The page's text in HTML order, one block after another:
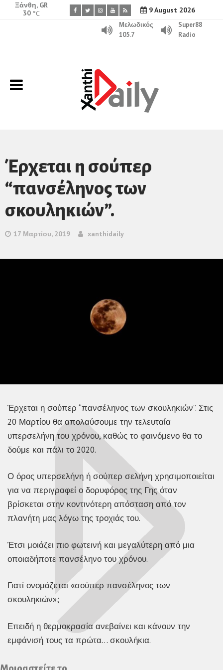
9 August 2026
Ξάνθη, GR
30 °C
Μελωδικός
105.7
Super88
Radio
Έρχεται η σούπερ
“πανσέληνος των
σκουληκιών”.
17 Μαρτίου, 2019 xanthidaily
Έρχεται η σούπερ “πανσέληνος των σκουληκιών”. Στις
20 Μαρτίου θα απολαύσουμε την τελευταία
υπερσελήνη του χρόνου, καθώς το φαινόμενο θα το
δούμε και πάλι το 2020.
Ο όρος υπερσελήνη ή σούπερ σελήνη χρησιμοποιείται
για να περιγραφεί ο δορυφόρος της Γης όταν
βρίσκεται στην κοντινότερη απόσταση από τον
πλανήτη μας λόγω της τροχιάς του.
Έτσι μοιάζει πιο φωτεινή και μεγαλύτερη από μια
οποιαδήποτε πανσέληνο του χρόνου.
Γιατί ονομάζεται «σούπερ πανσέληνος των
σκουληκιών»;
Επειδή η θερμοκρασία ανεβαίνει και κάνουν την
εμφάνισή τους τα πρώτα… σκουλήκια.